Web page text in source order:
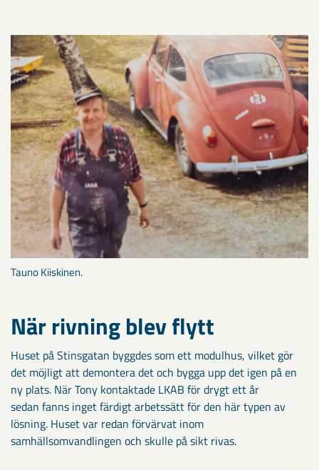
Tauno Kiiskinen.
När rivning blev flytt
Huset på Stinsgatan byggdes som ett modulhus, vilket gör
det möjligt att demontera det och bygga upp det igen på en
ny plats. När Tony kontaktade LKAB för drygt ett år
sedan fanns inget färdigt arbetssätt för den här typen av
lösning. Huset var redan förvärvat inom
samhällsomvandlingen och skulle på sikt rivas.